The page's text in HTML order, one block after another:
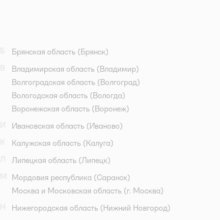
Брянская область (Брянск)
Владимирская область (Владимир)
Волгоградская область (Волгоград)
Вологодская область (Вологда)
Воронежская область (Воронеж)
Ивановская область (Иваново)
Калужская область (Калуга)
Липецкая область (Липецк)
Мордовия республика (Саранск)
Москва и Московская область (г. Москва)
Нижегородская область (Нижний Новгород)